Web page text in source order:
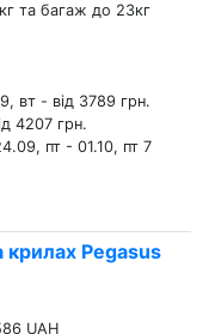
та багаж до 23кг
вт - від 3789 грн.
4207 грн.
пт - 01.10, пт 7
крилах Pegasus
UAH